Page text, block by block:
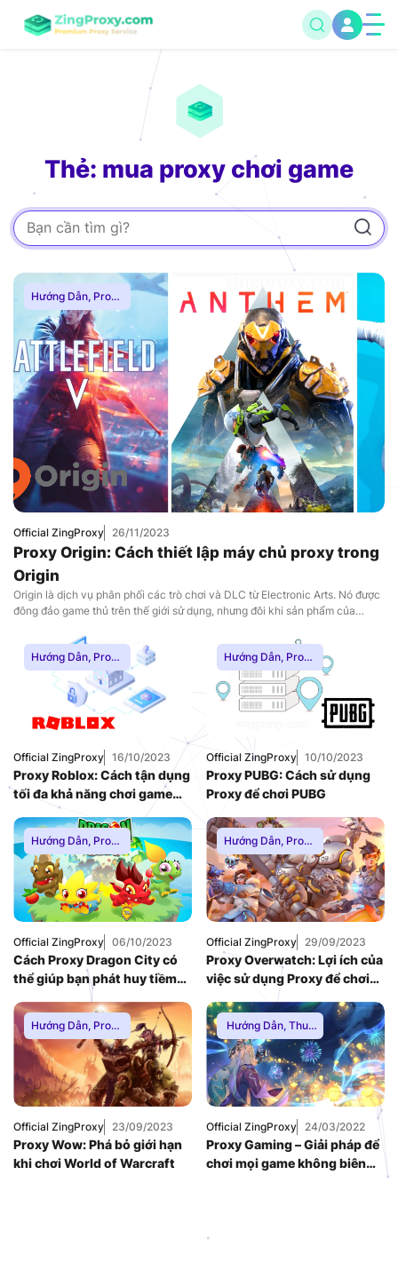
Thẻ: mua proxy chơi game
Hướng Dẫn, Proxy
Chơi Game,Proxy
Dân Cư,Proxy
SOCKS5,Thuê
Proxy Nước Ngoài,
Thuê Proxy US,
Thuê Proxy Việt
Nam,
Uncategorized
Official ZingProxy 26/11/2023
Proxy Origin: Cách thiết lập máy chủ proxy trong
Origin
Origin là dịch vụ phân phối các trò chơi và DLC từ Electronic Arts. Nó được
đông đảo game thủ trên thế giới sử dụng, nhưng đôi khi sản phẩm của
theo địa chỉ IP, do đó để mua trò chơi bạn cần thay đổi địa chỉ đó. Bạn có
thể thực hiện việc này thông qua proxy, và với proxy bạn sẽ nhận được một
địa chỉ mới khi vào Origin. Cùng tìm hiểu về cách thiết lập máy chủ proxy
Origin trong blog ngày hôm nay!
Hướng Dẫn, Proxy
Chơi Game,Proxy
Dân Cư,Proxy
SOCKS5,Thuê
Proxy Nước Ngoài
Thuê Proxy Việt
Nam
Uncategorized
Official ZingProxy 16/10/2023
Proxy Roblox: Cách tận dụng
tối đa khả năng chơi game
của bạn
Hướng Dẫn, Proxy
Chơi Game,Proxy
Dân Cư,Proxy
SOCKS5 ,Thuê
Thuê Proxy Việt
Nam
Uncategorized
Official ZingProxy 10/10/2023
Proxy PUBG: Cách sử dụng
Proxy để chơi PUBG
Hướng Dẫn, Proxy
Chơi Game,Proxy
Dân Cư,Proxy
SOCKS5,Thuê
Proxy Nước Ngoài,
Thuê Proxy US,
Thuê Proxy Việt
Nam,
Uncategorized
Official ZingProxy 06/10/2023
Cách Proxy Dragon City có
thể giúp bạn phát huy tiềm
năng chơi game của mình
Hướng Dẫn, Proxy
Chơi Game,Proxy
Dân Cư,Proxy
SOCKS5,Thuê
Proxy Nước Ngoài,
Thuê Proxy US,
Thuê Proxy Việt
Nam
Uncategorized
Official ZingProxy 29/09/2023
Proxy Overwatch: Lợi ích của
việc sử dụng Proxy để chơi
Hướng Dẫn, Proxy
Chơi Game,Proxy
Dân Cư
,Proxy
SOCKS5, Thuê
Proxy Nước Ngoài,
Thuê Proxy US,
Thuê Proxy Việt
Nam ,
Uncategorized
Official ZingProxy 23/09/2023
Proxy Wow: Phá bỏ giới hạn
khi chơi World of Warcraft
Hướng Dẫn, Thuê
Proxy Nước Ngoài,
Thuê Proxy US,
Thuê Proxy Việt
Nam,
Uncategorized
Official ZingProxy
24/03/2022
Proxy Gaming – Giải pháp để
chơi mọi game không biên